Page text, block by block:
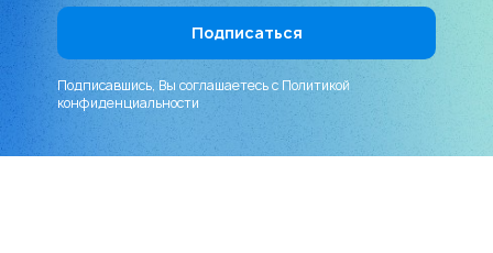
Подписавшись, Вы соглашаетесь с Политикой
конфиденциальности